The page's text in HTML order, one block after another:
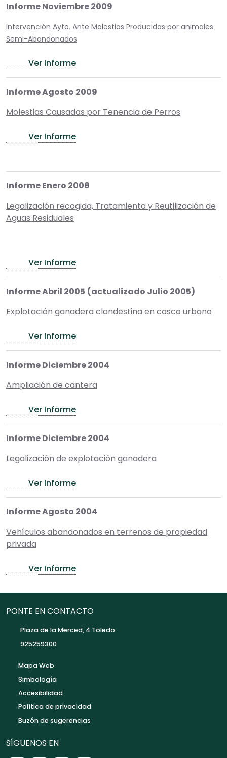
Informe Noviembre 2009
Intervención Ayto. Ante Molestias Producidas por animales
Semi-Abandonados
Ver Informe
Informe Agosto 2009
Molestias Causadas por Tenencia de Perros
Ver Informe
Informe Enero 2008
Legalización recogida, Tratamiento y Reutilización de
Aguas Residuales
Ver Informe
Informe Abril 2005 (actualizado Julio 2005)
Explotación ganadera clandestina en casco urbano
Ver Informe
Informe Diciembre 2004
Ampliación de cantera
Ver Informe
Informe Diciembre 2004
Legalización de explotación ganadera
Ver Informe
Informe Agosto 2004
Vehículos abandonados en terrenos de propiedad
privada
Ver Informe
PONTE EN CONTACTO
Plaza de la Merced, 4 Toledo
925259300
Mapa Web
Simbología
Accesibilidad
Política de privacidad
Buzón de sugerencias
SÍGUENOS EN